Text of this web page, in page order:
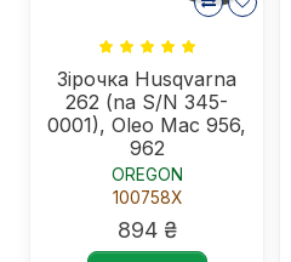
Зірочка Husqvarna
262 (na S/N 345-
0001), Oleo Mac 956,
962
OREGON
100758X
894 ₴